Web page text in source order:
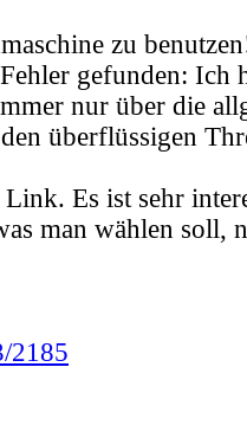
zu
gefunden: Ich
nur über die
überflüssigen
Es ist sehr
man wählen soll,
2185